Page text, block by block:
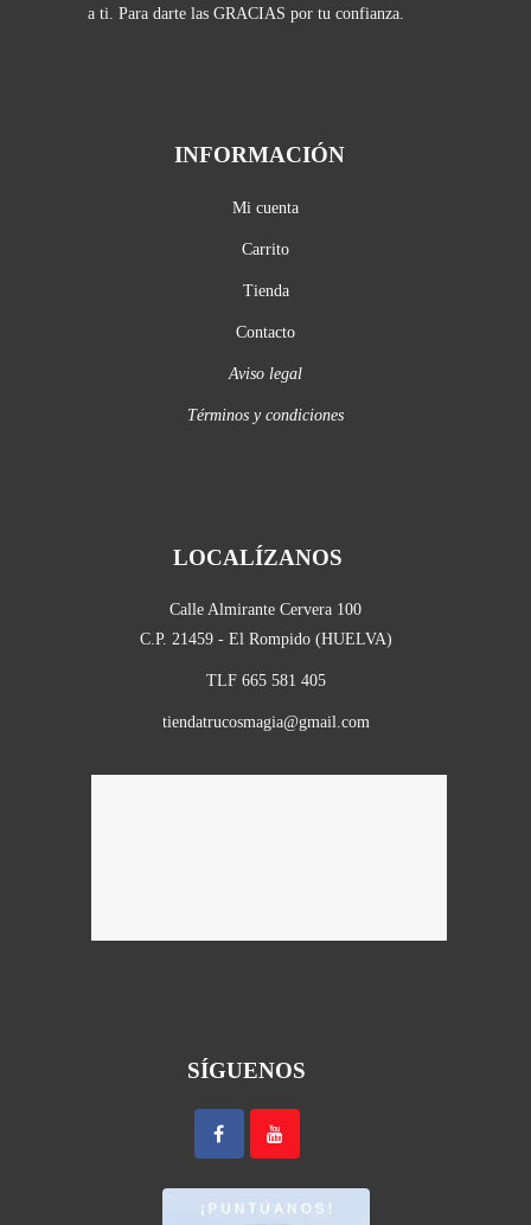
a ti. Para darte las GRACIAS por tu confianza.
INFORMACIÓN
Mi cuenta
Carrito
Tienda
Contacto
Aviso legal
Términos y condiciones
LOCALÍZANOS
Calle Almirante Cervera 100
C.P. 21459 - El Rompido (HUELVA)
TLF 665 581 405
tiendatrucosmagia@gmail.com
SÍGUENOS